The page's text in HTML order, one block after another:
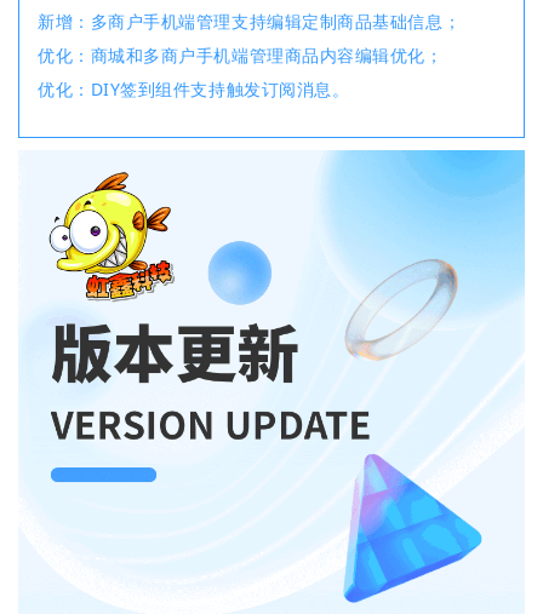
新增：多商户手机端管理支持编辑定制商品基础信息；
优化：商城和多商户手机端管理商品内容编辑优化；
优化：DIY签到组件支持触发订阅消息。